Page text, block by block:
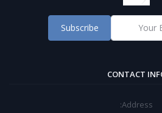
Subscribe
CONTACT
Address: